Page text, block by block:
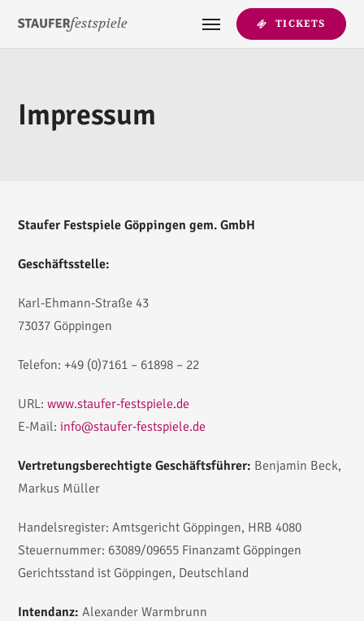
TICKETS
Impressum
Staufer Festspiele Göppingen gem. GmbH
Geschäftsstelle:
Karl-Ehmann-Straße 43
73037 Göppingen
Telefon: +49 (0)7161 – 61898 – 22
URL:www.staufer-festspiele.de
E-Mail:info@staufer-festspiele.de
Vertretungsberechtigte Geschäftsführer: Benjamin Beck,
Markus Müller
Handelsregister: Amtsgericht Göppingen, HRB 4080
Steuernummer: 63089/09655 Finanzamt Göppingen
Gerichtsstand ist Göppingen, Deutschland
Intendanz: Alexander Warmbrunn